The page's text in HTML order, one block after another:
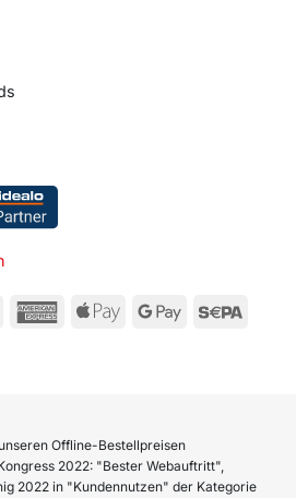
Offline-Bestellpreisen
2022: "Bester Webauftritt",
2022 in "Kundennutzen" der Kategorie